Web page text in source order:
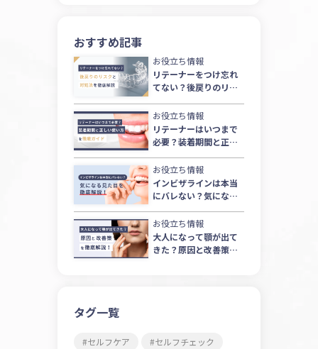
り
おすすめ記事
お役立ち情報
リテーナーをつけ忘れ
てない？後戻りのリス
お役立ち情報
リテーナーはいつまで
必要？装着期間と正し
お役立ち情報
インビザラインは本当
にバレない？気になる
お役立ち情報
大人になって顎が出て
きた？原因と改善策を
タグ一覧
セルフケア セルフチェック